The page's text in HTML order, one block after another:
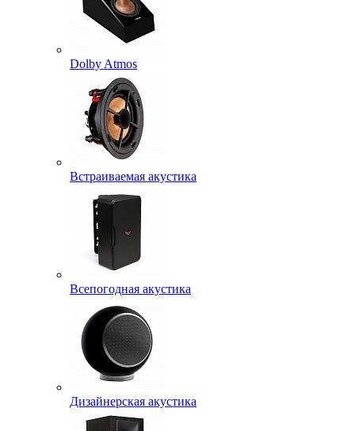
Dolby Atmos
Встраиваемая акустика
Всепогодная акустика
Дизайнерская акустика